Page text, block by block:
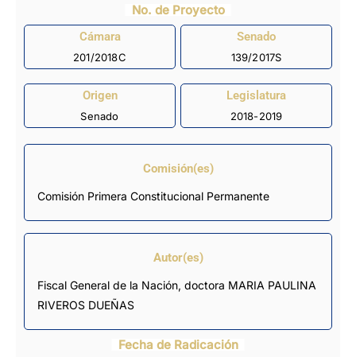
No. de Proyecto
Cámara
201/2018C
Senado
139/2017S
Origen
Senado
Legislatura
2018-2019
Comisión(es)
Comisión Primera Constitucional Permanente
Autor(es)
Fiscal General de la Nación, doctora MARIA PAULINA
RIVEROS DUEÑAS
Fecha de Radicación